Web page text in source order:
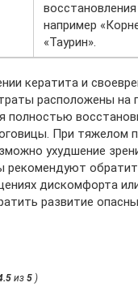
например
«Таурин».
кератита и
расположены на
полностью
При тяжелом
ухудшение
рекомендуют
дискомфорта или
развитие
из 5 )